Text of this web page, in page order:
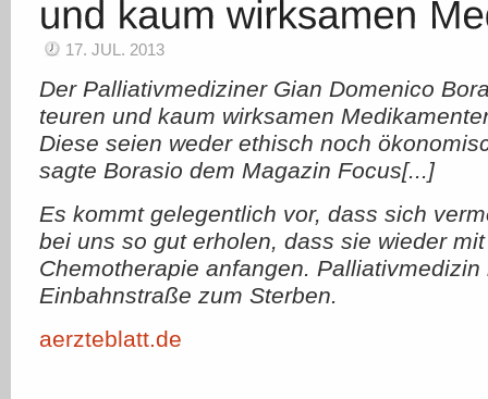
17. JUL. 2013
Der Palliativmediziner Gian Domenico
teuren und kaum wirksamen
Diese seien weder ethisch noch
sagte Borasio dem Magazin Focus[...]
Es kommt gelegentlich vor, dass sich
bei uns so gut erholen, dass sie wieder
Chemotherapie anfangen. Palliativmedizin
Einbahnstraße zum Sterben.
aerzteblatt.de